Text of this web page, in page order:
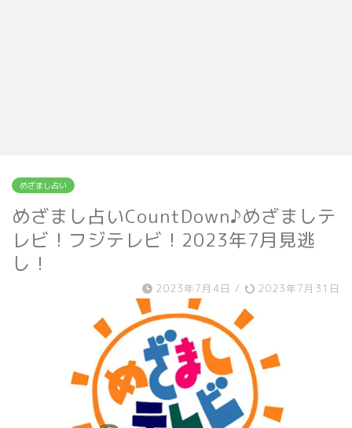
めざまし占い
めざまし占いCountDown♪めざましテ
レビ！フジテレビ！2023年7月見逃
し！
2023年7月4日 / 2023年7月31日